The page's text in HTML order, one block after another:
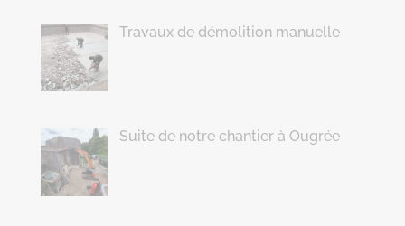
Travaux de démolition manuelle
Suite de notre chantier à Ougrée